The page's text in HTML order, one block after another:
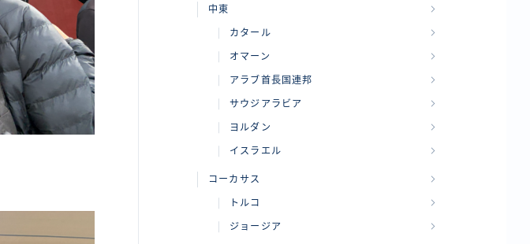
中東
カタール
オマーン
アラブ首長国連邦
サウジアラビア
ヨルダン
イスラエル
コーカサス
トルコ
ジョージア